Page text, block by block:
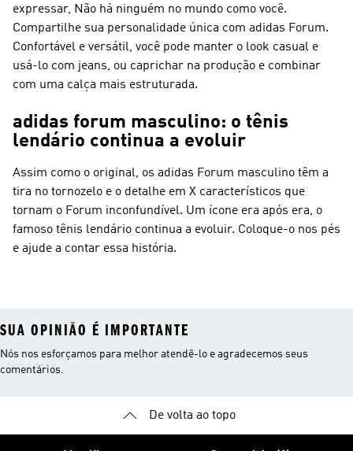
expressar, Não há ninguém no mundo como você.
Compartilhe sua personalidade única com adidas Forum.
Confortável e versátil, você pode manter o look casual e
usá-lo com jeans, ou caprichar na produção e combinar
com uma calça mais estruturada.
adidas forum masculino: o tênis
lendário continua a evoluir
Assim como o original, os adidas Forum masculino têm a
tira no tornozelo e o detalhe em X característicos que
tornam o Forum inconfundível. Um ícone era após era, o
famoso tênis lendário continua a evoluir. Coloque-o nos pés
e ajude a contar essa história.
SUA OPINIÃO É IMPORTANTE
Nós nos esforçamos para melhor atendê-lo e agradecemos seus
comentários.
De volta ao topo